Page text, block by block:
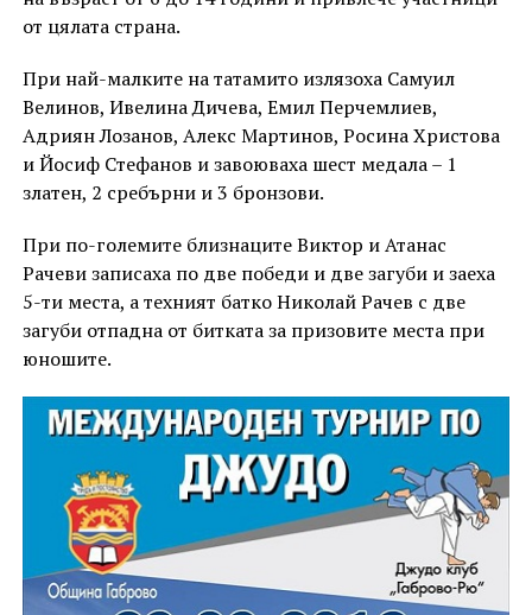
от цялата страна.
При най-малките на татамито излязоха Самуил
Велинов, Ивелина Дичева, Емил Перчемлиев,
Адриян Лозанов, Алекс Мартинов, Росина Христова
и Йосиф Стефанов и завоюваха шест медала – 1
златен, 2 сребърни и 3 бронзови.
При по-големите близнаците Виктор и Атанас
Рачеви записаха по две победи и две загуби и заеха
5-ти места, а техният батко Николай Рачев с две
загуби отпадна от битката за призовите места при
юношите.